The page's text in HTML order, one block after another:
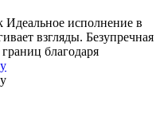
исполнение в
взгляды. Безупречная
благодаря